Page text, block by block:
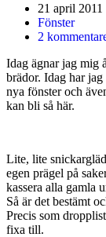
21 april 2011
Fönster
2
Idag ägnar jag mig
brädor. Idag har
nya fönster och
kan bli så här.
Lite, lite
egen prägel på
kassera alla gamla
Så är det bestämt
Precis som
fixa till.